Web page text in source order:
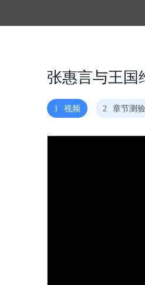
张惠言与王国
1 视频 2 章节测验